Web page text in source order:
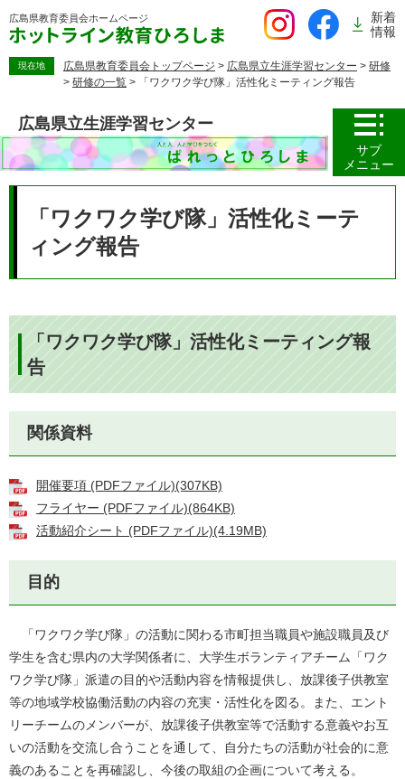
ー
す。
広島県教育委員会ホームページ
新着
情報
現在地 広島県教育委員会トップページ > 広島県立生涯学習センター > 研修
> 研修の一覧 > 「ワクワク学び隊」活性化ミーティング報告
広島県立生涯学習センター
サブ
メニュー
「ワクワク学び隊」活性化ミーテ
ィング報告
「ワクワク学び隊」活性化ミーティング報
告
関係資料
開催要項 (PDFファイル)(307KB)
フライヤー (PDFファイル)(864KB)
活動紹介シート (PDFファイル)(4.19MB)
目的
「ワクワク学び隊」の活動に関わる市町担当職員や施設職員及び
学生を含む県内の大学関係者に、大学生ボランティアチーム「ワク
ワク学び隊」派遣の目的や活動内容を情報提供し、放課後子供教室
等の地域学校協働活動の内容の充実・活性化を図る。また、エント
リーチームのメンバーが、放課後子供教室等で活動する意義やお互
いの活動を交流し合うことを通して、自分たちの活動が社会的に意
義のあることを再確認し、今後の取組の企画について考える。